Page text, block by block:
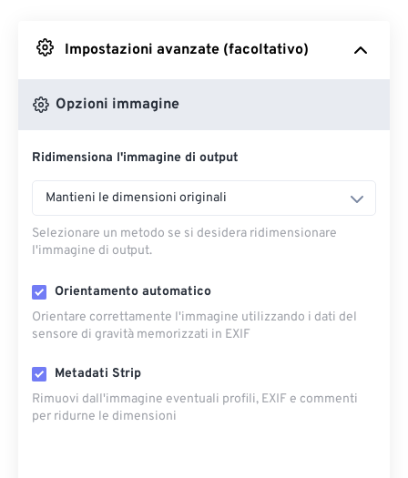
Da Google Drive
Impostazioni avanzate (facoltativo)
Opzioni immagine
Ridimensiona l'immagine di output
Mantieni le dimensioni originali
Selezionare un metodo se si desidera ridimensionare
l'immagine di output.
Orientamento automatico
Orientare correttamente l'immagine utilizzando i dati del
sensore di gravità memorizzati in EXIF
Metadati Strip
Rimuovi dall'immagine eventuali profili, EXIF ​​e commenti
per ridurne le dimensioni